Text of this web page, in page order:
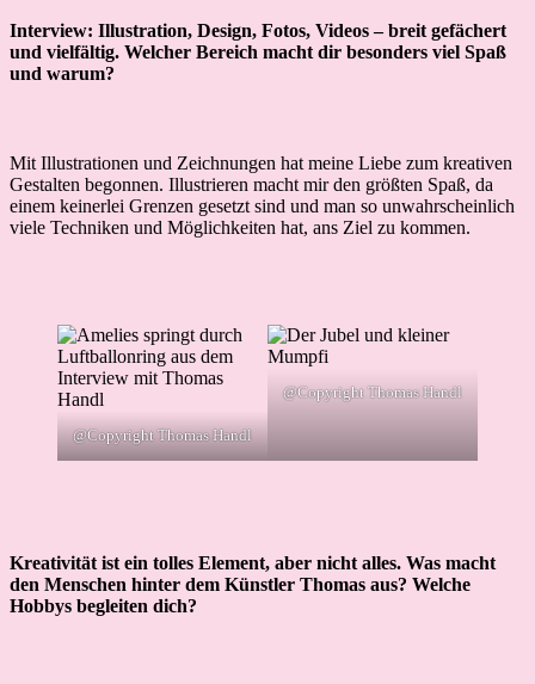
Interview: Illustration, Design, Fotos, Videos – breit gefächert
und vielfältig. Welcher Bereich macht dir besonders viel Spaß
und warum?
Mit Illustrationen und Zeichnungen hat meine Liebe zum kreativen
Gestalten begonnen. Illustrieren macht mir den größten Spaß, da
einem keinerlei Grenzen gesetzt sind und man so unwahrscheinlich
viele Techniken und Möglichkeiten hat, ans Ziel zu kommen.
@Copyright Thomas Handl
@Copyright Thomas Handl
Kreativität ist ein tolles Element, aber nicht alles. Was macht
den Menschen hinter dem Künstler Thomas aus? Welche
Hobbys begleiten dich?